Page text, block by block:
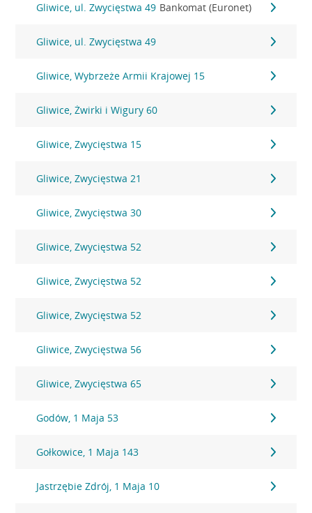
Gliwice, ul. Zwycięstwa 49 Bankomat (Euronet)
Gliwice, ul. Zwycięstwa 49
Gliwice, Wybrzeże Armii Krajowej 15
Gliwice, Żwirki i Wigury 60
Gliwice, Zwycięstwa 15
Gliwice, Zwycięstwa 21
Gliwice, Zwycięstwa 30
Gliwice, Zwycięstwa 52
Gliwice, Zwycięstwa 52
Gliwice, Zwycięstwa 52
Gliwice, Zwycięstwa 56
Gliwice, Zwycięstwa 65
Godów, 1 Maja 53
Gołkowice, 1 Maja 143
Jastrzębie Zdrój, 1 Maja 10